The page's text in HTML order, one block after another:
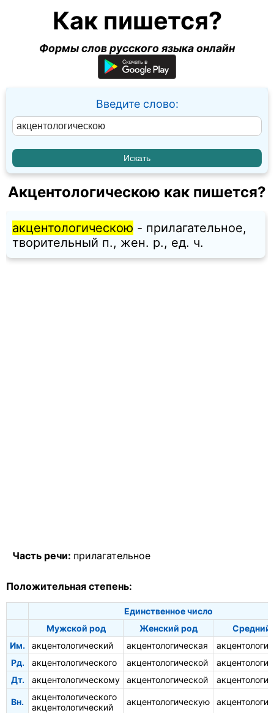
Как пишется?
Формы слов русского языка онлайн
Введите слово:
Акцентологическою как пишется?
акцентологическою - прилагательное,
творительный п., жен. p., ед. ч.
Часть речи: прилагательное
Положительная степень:
Единственное число
Мужской род
Женский род
Средний
Им.
акцентологический акцентологическая
Рд.
акцентологического акцентологической
Дт.
акцентологическому акцентологической
Вн.
акцентологического
акцентологический
акцентологическую